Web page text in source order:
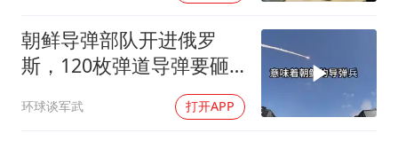
朝鲜导弹部队开进俄罗
斯，120枚弹道导弹要砸
环球谈军武 打开APP